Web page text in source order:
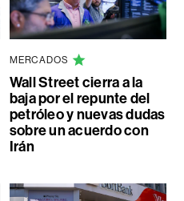
MERCADOS
Wall Street cierra a la
baja por el repunte del
petróleo y nuevas dudas
sobre un acuerdo con
Irán